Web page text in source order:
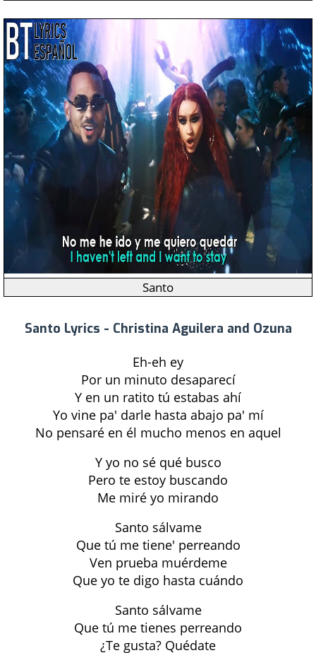
Santo
Santo Lyrics - Christina Aguilera and Ozuna
Eh-eh ey
Por un minuto desaparecí
Y en un ratito tú estabas ahí
Yo vine pa' darle hasta abajo pa' mí
No pensaré en él mucho menos en aquel
Y yo no sé qué busco
Pero te estoy buscando
Me miré yo mirando
Santo sálvame
Que tú me tiene' perreando
Ven prueba muérdeme
Que yo te digo hasta cuándo
Santo sálvame
Que tú me tienes perreando
¿Te gusta? Quédate